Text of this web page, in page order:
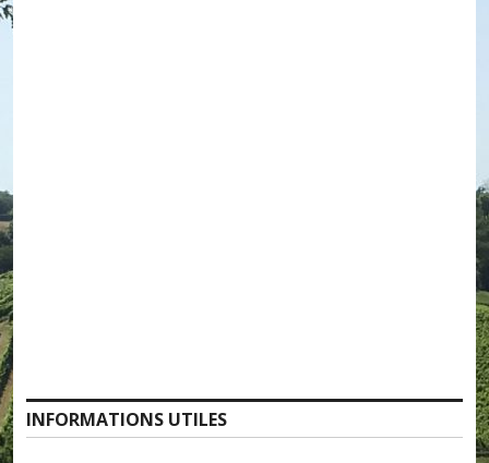
INFORMATIONS UTILES